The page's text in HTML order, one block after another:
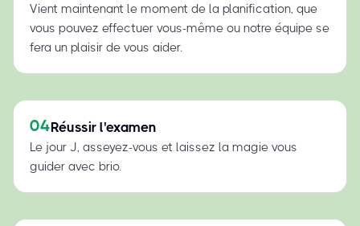
Vient maintenant le moment de la planification, que
vous pouvez effectuer vous-même ou notre équipe se
fera un plaisir de vous aider.
04Réussir l'examen
Le jour J, asseyez-vous et laissez la magie vous
guider avec brio.